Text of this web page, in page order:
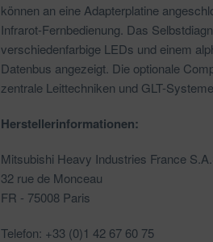
können an eine Adapterplatine
Infrarot-Fernbedienung. Das
verschiedenfarbige LEDs und einem
Datenbus angezeigt. Die optionale
zentrale Leittechniken und GLT-Systeme.
Herstellerinformationen:
Mitsubishi Heavy Industries France
32 rue de Monceau
FR - 75008 Paris
Telefon: +33 (0)1 42 67 60 75